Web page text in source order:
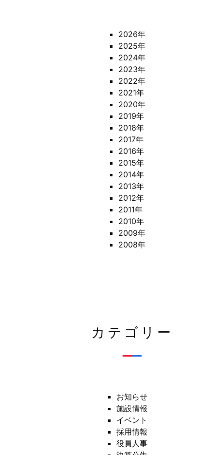
2026年
2025年
2024年
2023年
2022年
2021年
2020年
2019年
2018年
2017年
2016年
2015年
2014年
2013年
2012年
2011年
2010年
2009年
2008年
カテゴリー
お知らせ
施設情報
イベント
採用情報
役員人事